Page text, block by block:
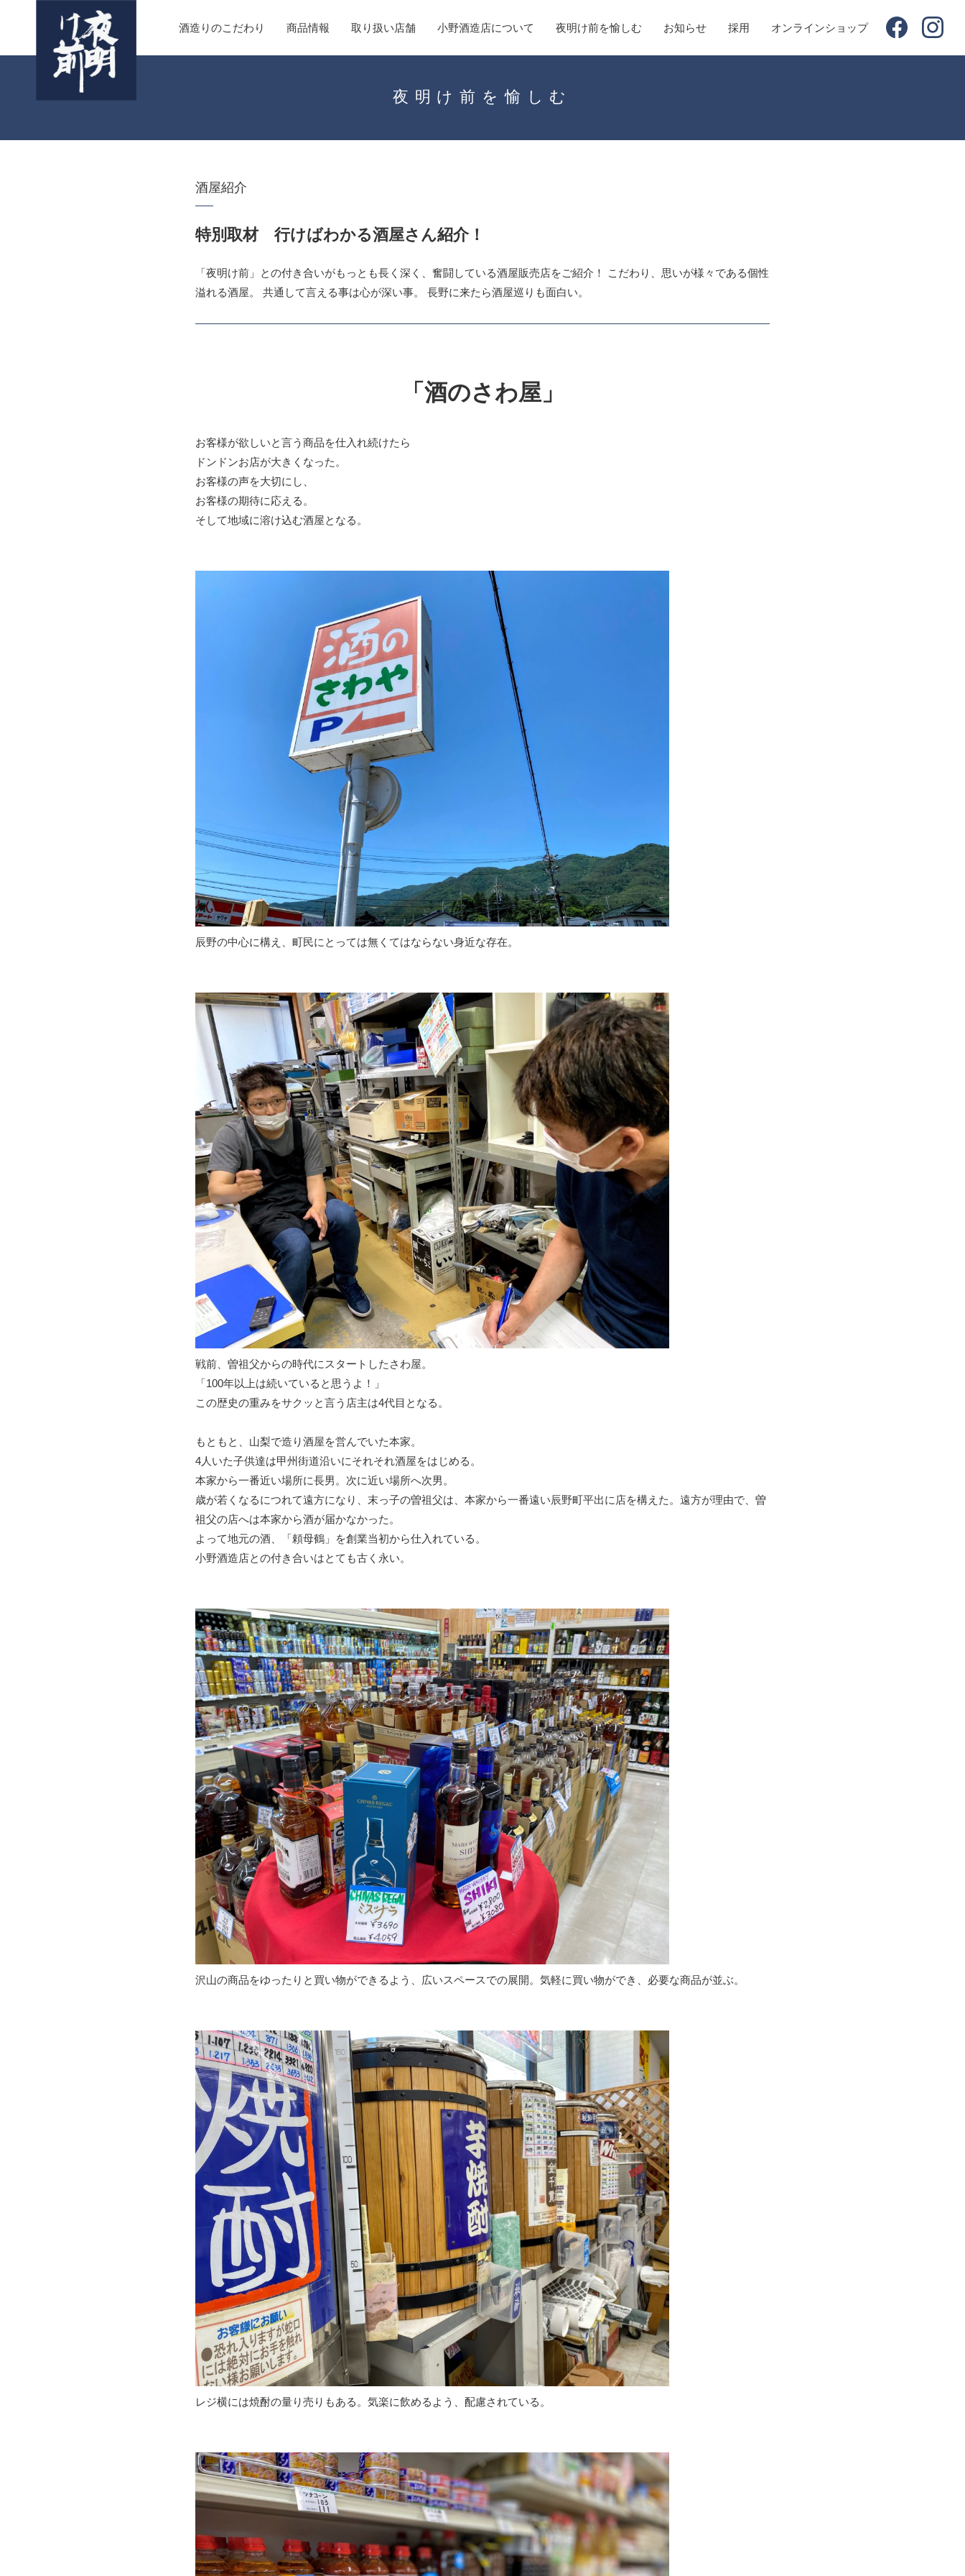
酒造りのこだわり 商品情報 取り扱い店舗 小野酒造店について 夜明け前を愉しむ お知らせ 採用 オンラインショップ
夜明け前を愉しむ
酒屋紹介
特別取材 行けばわかる酒屋さん紹介！
「夜明け前」との付き合いがもっとも長く深く、奮闘している酒屋販売店をご紹介！ こだわり、思いが様々である個性
溢れる酒屋。 共通して言える事は心が深い事。 長野に来たら酒屋巡りも面白い。
「酒のさわ屋」
お客様が欲しいと言う商品を仕入れ続けたら
ドンドンお店が大きくなった。
お客様の声を大切にし、
お客様の期待に応える。
そして地域に溶け込む酒屋となる。
辰野の中心に構え、町民にとっては無くてはならない身近な存在。
戦前、曽祖父からの時代にスタートしたさわ屋。
「100年以上は続いていると思うよ！」
この歴史の重みをサクッと言う店主は4代目となる。
もともと、山梨で造り酒屋を営んでいた本家。
4人いた子供達は甲州街道沿いにそれそれ酒屋をはじめる。
本家から一番近い場所に長男。次に近い場所へ次男。
歳が若くなるにつれて遠方になり、末っ子の曽祖父は、本家から一番遠い辰野町平出に店を構えた。遠方が理由で、曽
祖父の店へは本家から酒が届かなかった。
よって地元の酒、「頼母鶴」を創業当初から仕入れている。
小野酒造店との付き合いはとても古く永い。
沢山の商品をゆったりと買い物ができるよう、広いスペースでの展開。気軽に買い物ができ、必要な商品が並ぶ。
レジ横には焼酎の量り売りもある。気楽に飲めるよう、配慮されている。